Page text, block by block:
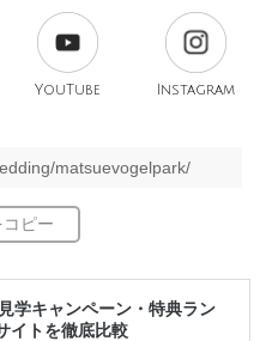
YouTube Instagram
matsuevogelpark/
学キャンペーン・特典ラン
イトを徹底比較